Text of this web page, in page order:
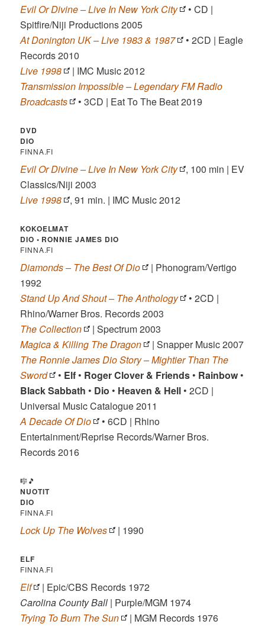
Evil Or Divine – Live In New York City
• CD |
Spitfire/Niji Productions 2005
At Donington UK – Live 1983 & 1987
• 2CD | Eagle
Records 2010
Live 1998
| IMC Music 2012
Transmission Impossible – Legendary FM Radio
Broadcasts
• 3CD | Eat To The Beat 2019
DVD
DIO
FINNA.FI
Evil Or Divine – Live In New York City
, 100 min | EV
Classics/Niji 2003
Live 1998
, 91 min. | IMC Music 2012
KOKOELMAT
DIO • RONNIE JAMES DIO
FINNA.FI
Diamonds – The Best Of Dio
| Phonogram/Vertigo
1992
Stand Up And Shout – The Anthology
• 2CD |
Rhino/Warner Bros. Records 2003
The Collection
| Spectrum 2003
Magica & Killing The Dragon
| Snapper Music 2007
The Ronnie James Dio Story – Mightier Than The
Sword
• Elf • Roger Clover & Friends • Rainbow •
Black Sabbath • Dio • Heaven & Hell • 2CD |
Universal Music Catalogue 2011
A Decade Of Dio
• 6CD | Rhino
Entertainment/Reprise Records/Warner Bros.
Records 2016
🎼🎵
NUOTIT
DIO
FINNA.FI
Lock Up The Wolves | 1990
ELF
FINNA.FI
Elf
| Epic/CBS Records 1972
Carolina County Ball | Purple/MGM 1974
Trying To Burn The Sun
| MGM Records 1976